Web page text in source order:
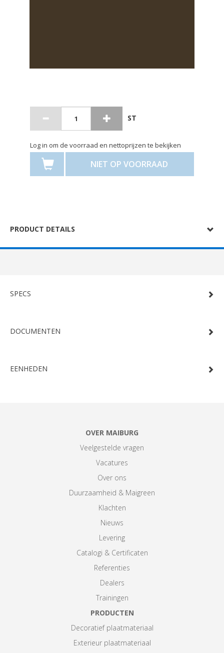
ST
Log in om de voorraad en nettoprijzen te bekijken
NIET OP VOORRAAD
PRODUCT DETAILS
SPECS
DOCUMENTEN
EENHEDEN
OVER MAIBURG
Veelgestelde vragen
Vacatures
Over ons
Duurzaamheid & Maigreen
Klachten
Nieuws
Levering
Catalogi & Certificaten
Referenties
Dealers
Trainingen
PRODUCTEN
Decoratief plaatmateriaal
Exterieur plaatmateriaal